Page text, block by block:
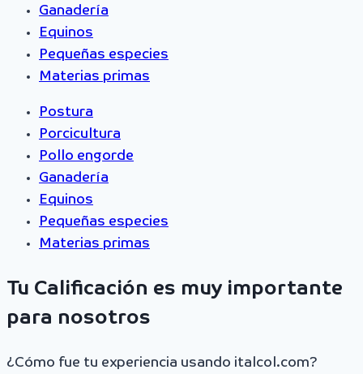
Ganadería
Equinos
Pequeñas especies
Materias primas
Postura
Porcicultura
Pollo engorde
Ganadería
Equinos
Pequeñas especies
Materias primas
Tu Calificación es muy importante
para nosotros
¿Cómo fue tu experiencia usando italcol.com?